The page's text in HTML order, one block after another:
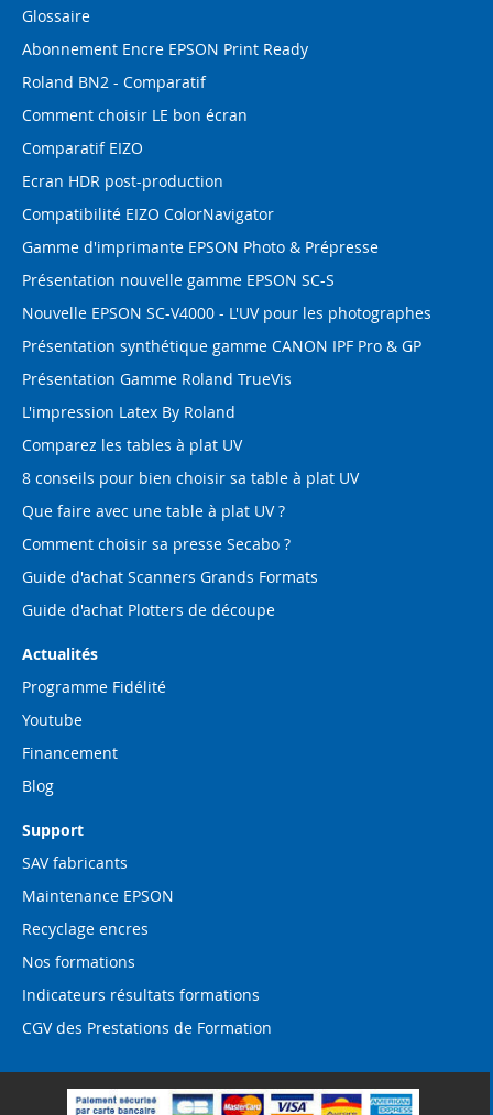
Glossaire
Abonnement Encre EPSON Print Ready
Roland BN2 - Comparatif
Comment choisir LE bon écran
Comparatif EIZO
Ecran HDR post-production
Compatibilité EIZO ColorNavigator
Gamme d'imprimante EPSON Photo & Prépresse
Présentation nouvelle gamme EPSON SC-S
Nouvelle EPSON SC-V4000 - L'UV pour les photographes
Présentation synthétique gamme CANON IPF Pro & GP
Présentation Gamme Roland TrueVis
L'impression Latex By Roland
Comparez les tables à plat UV
8 conseils pour bien choisir sa table à plat UV
Que faire avec une table à plat UV ?
Comment choisir sa presse Secabo ?
Guide d'achat Scanners Grands Formats
Guide d'achat Plotters de découpe
Actualités
Programme Fidélité
Youtube
Financement
Blog
Support
SAV fabricants
Maintenance EPSON
Recyclage encres
Nos formations
Indicateurs résultats formations
CGV des Prestations de Formation